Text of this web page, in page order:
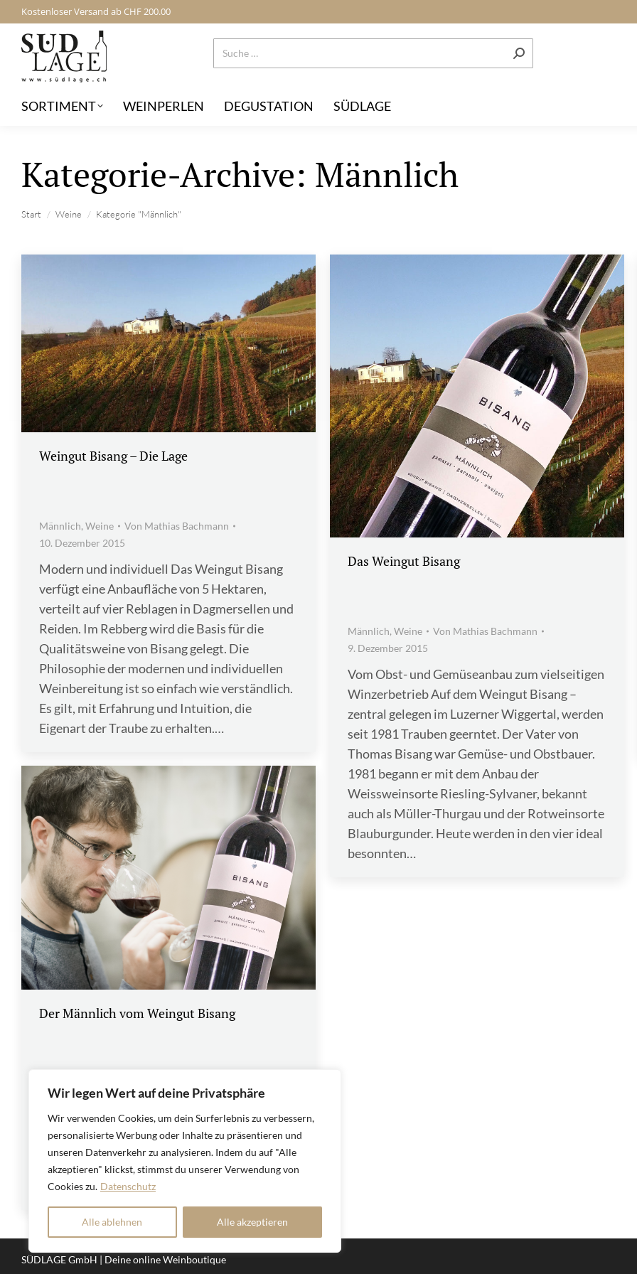
Wir legen Wert auf deine Privatsphäre
Wir verwenden Cookies, um dein Surferlebnis zu verbessern,
personalisierte Werbung oder Inhalte zu präsentieren und
unseren Datenverkehr zu analysieren. Indem du auf "Alle
akzeptieren" klickst, stimmst du unserer Verwendung von
Cookies zu. Datenschutz
Alle ablehnen Alle akzeptieren
Kostenloser Versand ab CHF 200.00
SORTIMENT WEINPERLEN DEGUSTATION SÜDLAGE
Kategorie-Archive: Männlich
Start Weine Kategorie "Männlich"
Weingut Bisang – Die Lage
Männlich, Weine Von Mathias Bachmann
10. Dezember 2015
Modern und individuell Das Weingut Bisang
verfügt eine Anbaufläche von 5 Hektaren,
verteilt auf vier Reblagen in Dagmersellen und
Reiden. Im Rebberg wird die Basis für die
Qualitätsweine von Bisang gelegt. Die
Philosophie der modernen und individuellen
Weinbereitung ist so einfach wie verständlich.
Es gilt, mit Erfahrung und Intuition, die
Eigenart der Traube zu erhalten.…
Das Weingut Bisang
Männlich, Weine Von Mathias Bachmann
9. Dezember 2015
Vom Obst- und Gemüseanbau zum vielseitigen
Winzerbetrieb Auf dem Weingut Bisang –
zentral gelegen im Luzerner Wiggertal, werden
seit 1981 Trauben geerntet. Der Vater von
Thomas Bisang war Gemüse- und Obstbauer.
1981 begann er mit dem Anbau der
Weissweinsorte Riesling-Sylvaner, bekannt
auch als Müller-Thurgau und der Rotweinsorte
Blauburgunder. Heute werden in den vier ideal
besonnten…
Der Männlich vom Weingut Bisang
5. Dezember 2015
Dario Kreienbühl wurde nicht als Weinbauer
geboren. Während er in Luzern die
Kantonsschule absolvierte, erwachte in ihm
das Interesse für den Wein.
SÜDLAGE GmbH | Deine online Weinboutique